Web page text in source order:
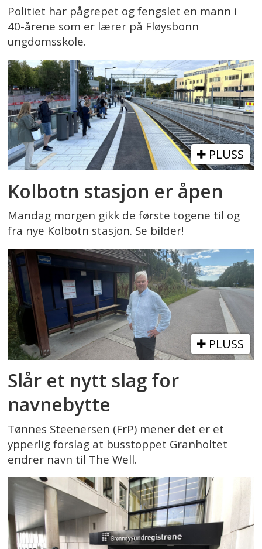
Politiet har pågrepet og fengslet en mann i
40-årene som er lærer på Fløysbonn
ungdomsskole.
PLUSS
Kolbotn stasjon er åpen
Mandag morgen gikk de første togene til og
fra nye Kolbotn stasjon. Se bilder!
PLUSS
Slår et nytt slag for
navnebytte
Tønnes Steenersen (FrP) mener det er et
ypperlig forslag at busstoppet Granholtet
endrer navn til The Well.